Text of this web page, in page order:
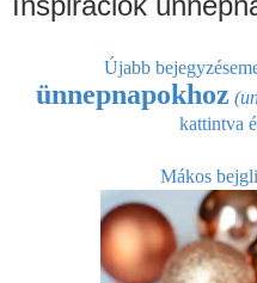
Újabb
ünnepnapokhoz
kattintva
Mákos